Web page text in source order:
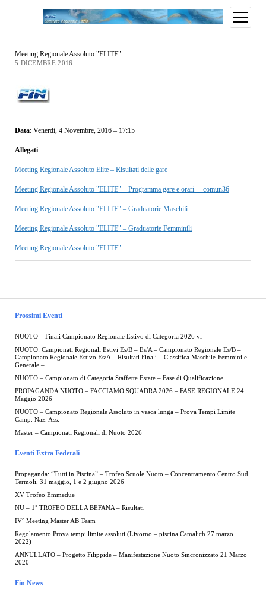
Prossimi Eventi
NUOTO – Finali Campionato Regionale Estivo di Categoria 2026 vl
NUOTO: Campionati Regionali Estivi Es/B – Es/A – Campionato Regionale Es/B –
Campionato Regionale Estivo Es/A – Risultati Finali – Classifica Maschile-Femminile-
Generale –
NUOTO – Campionato di Categoria Staffette Estate – Fase di Qualificazione
PROPAGANDA NUOTO – FACCIAMO SQUADRA 2026 – FASE REGIONALE 24
Maggio 2026
NUOTO – Campionato Regionale Assoluto in vasca lunga – Prova Tempi Limite
Camp. Naz. Ass.
Master – Campionati Regionali di Nuoto 2026
Eventi Extra Federali
Propaganda: “Tutti in Piscina” – Trofeo Scuole Nuoto – Concentramento Centro Sud.
Termoli, 31 maggio, 1 e 2 giugno 2026
XV Trofeo Emmedue
NU – 1° TROFEO DELLA BEFANA – Risultati
IV° Meeting Master AB Team
Regolamento Prova tempi limite assoluti (Livorno – piscina Camalich 27 marzo
2022)
ANNULLATO – Progetto Filippide – Manifestazione Nuoto Sincronizzato 21 Marzo
2020
Fin News
Meeting Regionale Assoluto "ELITE"
5 DICEMBRE 2016
Data: Venerdì, 4 Novembre, 2016 – 17:15
Allegati:
Meeting Regionale Assoluto Elite – Risultati delle gare
Meeting Regionale Assoluto "ELITE" – Programma gare e orari – comun36
Meeting Regionale Assoluto "ELITE" – Graduatorie Maschili
Meeting Regionale Assoluto "ELITE" – Graduatorie Femminili
Meeting Regionale Assoluto "ELITE"